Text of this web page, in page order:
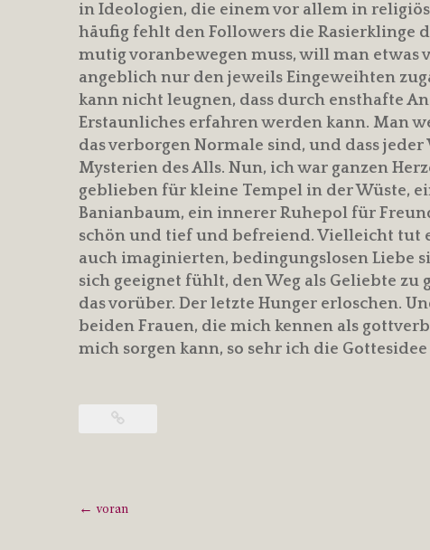
in Ideologien, die einem vor allem in
häufig fehlt den Followers die Rasierklinge
mutig voranbewegen muss, will man etwas
angeblich nur den jeweils Eingeweihten
kann nicht leugnen, dass durch ensthafte
Erstaunliches erfahren werden kann. Man
das verborgen Normale sind, und dass
Mysterien des Alls. Nun, ich war ganzen
geblieben für kleine Tempel in der Wüste,
Banianbaum, ein innerer Ruhepol für
schön und tief und befreiend. Vielleicht tut
auch imaginierten, bedingungslosen Liebe
sich geeignet fühlt, den Weg als Geliebte
das vorüber. Der letzte Hunger erloschen.
beiden Frauen, die mich kennen als
mich sorgen kann, so sehr ich die
Post
← voran